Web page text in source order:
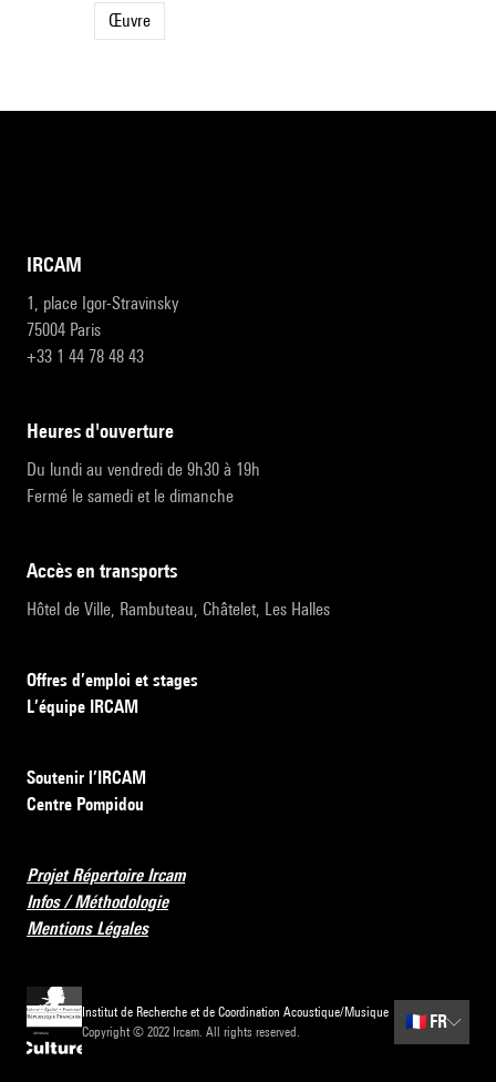
Œuvre
IRCAM
1, place Igor-Stravinsky
75004 Paris
+33 1 44 78 48 43
heures d'ouverture
Du lundi au vendredi de 9h30 à 19h
Fermé le samedi et le dimanche
accès en transports
Hôtel de Ville, Rambuteau, Châtelet, Les Halles
Offres d’emploi et stages
L’équipe IRCAM
Soutenir l’IRCAM
Centre Pompidou
Projet Répertoire Ircam
Infos / Méthodologie
Mentions Légales
Institut de Recherche et de Coordination Acoustique/Musique
Copyright © 2022 Ircam. All rights reserved.
🇫🇷 FR